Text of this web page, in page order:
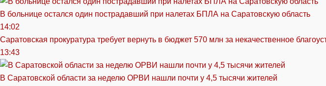
В больнице остался один пострадавший при налетах БПЛА на Саратовскую область
14:02
Саратовская прокуратура требует вернуть в бюджет 570 млн за некачественное
13:43
В Саратовской области за неделю ОРВИ нашли почти у 4,5 тысячи жителей